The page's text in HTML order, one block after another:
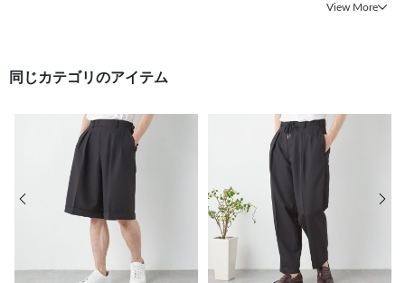
View More
同じカテゴリのアイテム
前の画像